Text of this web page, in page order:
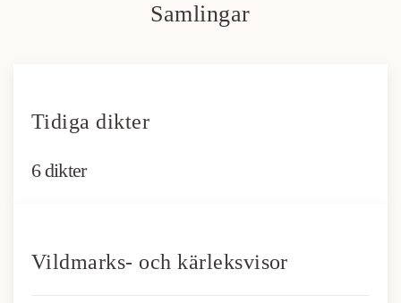
Samlingar
Tidiga dikter
6 dikter
Vildmarks- och kärleksvisor